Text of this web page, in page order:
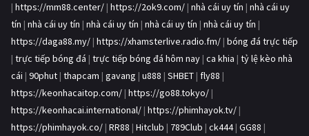
| https://mm88.center/ | https://2ok9.com/ | nhà cái uy tín | nhà cái uy
tín | nhà cái uy tín | nhà cái uy tín | nhà cái uy tín | nhà cái uy tín |
https://daga88.my/ | https://xhamsterlive.radio.fm/ | bóng đá trực tiếp
| trực tiếp bóng đá | trực tiếp bóng đá hôm nay | ca khia | tỷ lệ kèo nhà
cái | 90phut | thapcam | gavang | u888 | SHBET | fly88 |
https://keonhacaitop.com/ | https://go88.tokyo/ |
https://keonhacai.international/ | https://phimhayok.tv/ |
https://phimhayok.co/ | RR88 | Hitclub | 789Club | ck444| GG88 |